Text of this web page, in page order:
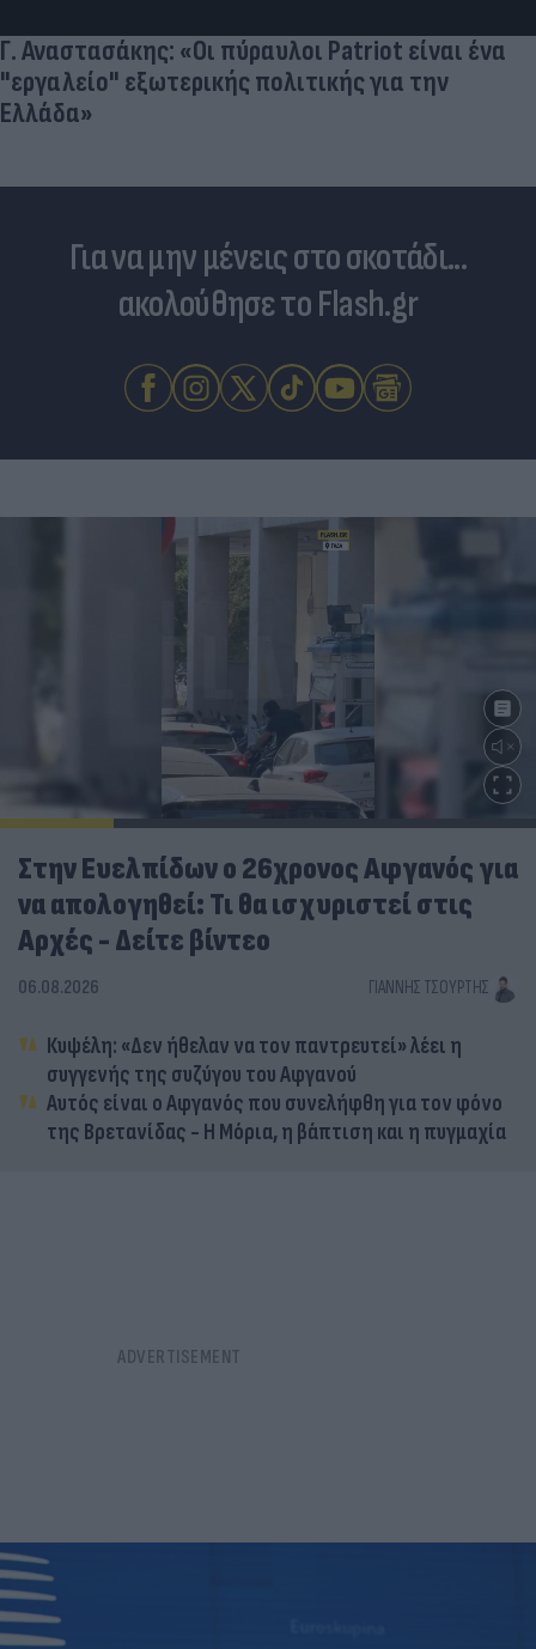
Για να μην μένεις στο σκοτάδι...
ακολούθησε το Flash.gr
Στην Ευελπίδων ο 26χρονος Αφγανός για
να απολογηθεί: Τι θα ισχυριστεί στις
Αρχές - Δείτε βίντεο
06.08.2026 ΓΙΆΝΝΗΣ ΤΣΟΎΡΤΗΣ
Κυψέλη: «Δεν ήθελαν να τον παντρευτεί» λέει η
συγγενής της συζύγου του Αφγανού
Αυτός είναι ο Αφγανός που συνελήφθη για τον φόνο
της Βρετανίδας - Η Μόρια, η βάπτιση και η πυγμαχία